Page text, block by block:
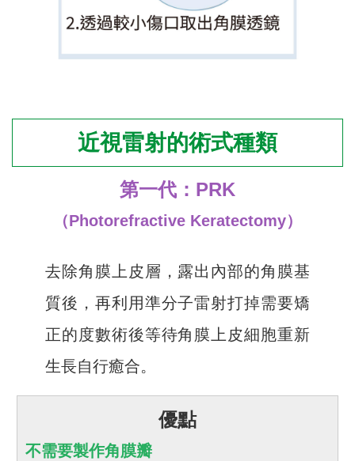
近視雷射的術式種類
第一代：PRK
（Photorefractive Keratectomy）
去除角膜上皮層，露出內部的角膜基
質後，再利用準分子雷射打掉需要矯
正的度數術後等待角膜上皮細胞重新
生長自行癒合。
優點
不需要製作角膜瓣